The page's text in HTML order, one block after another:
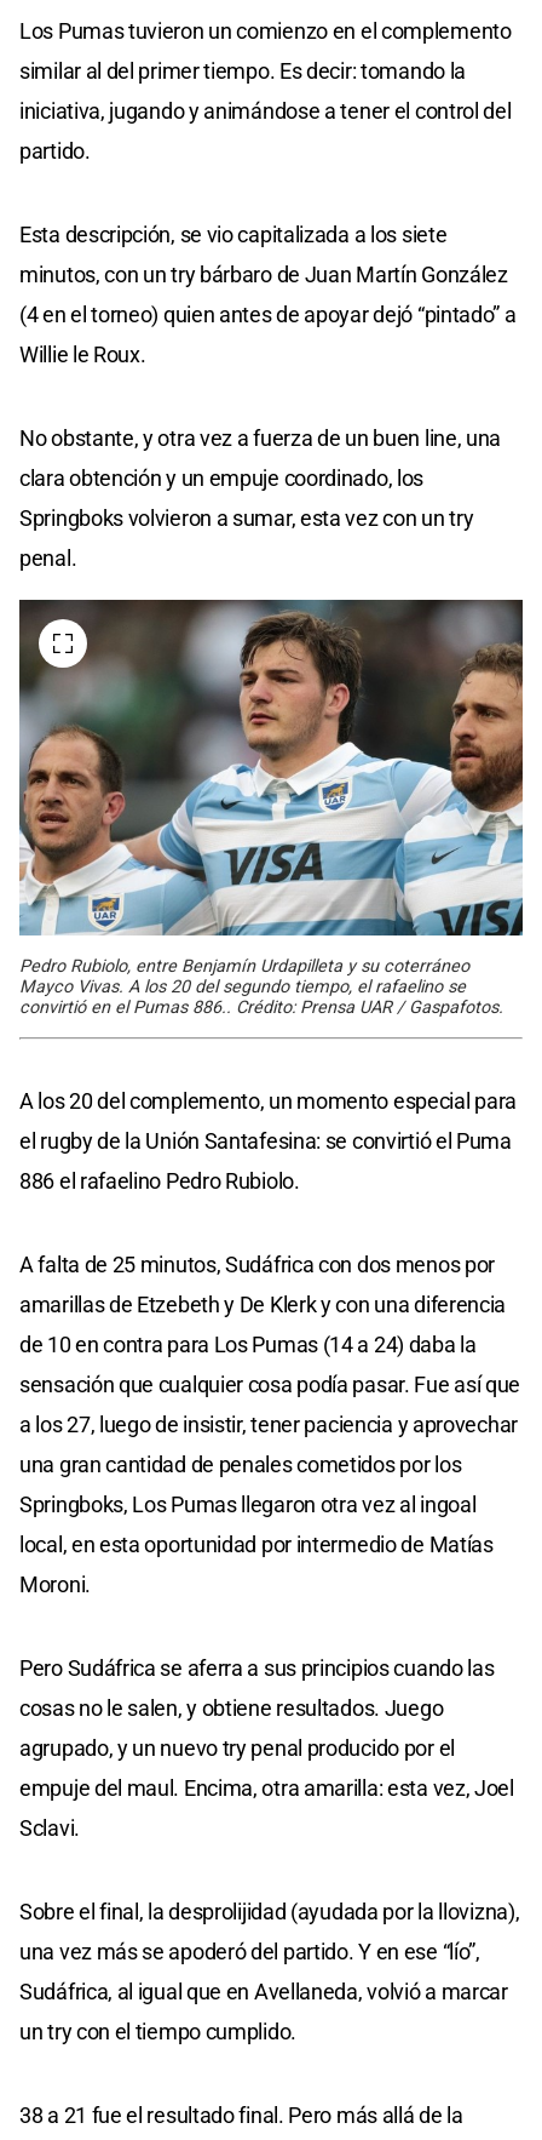
Los Pumas tuvieron un comienzo en el complemento
similar al del primer tiempo. Es decir: tomando la
iniciativa, jugando y animándose a tener el control del
partido.
Esta descripción, se vio capitalizada a los siete
minutos, con un try bárbaro de Juan Martín González
(4 en el torneo) quien antes de apoyar dejó “pintado” a
Willie le Roux.
No obstante, y otra vez a fuerza de un buen line, una
clara obtención y un empuje coordinado, los
Springboks volvieron a sumar, esta vez con un try
penal.
Pedro Rubiolo, entre Benjamín Urdapilleta y su coterráneo
Mayco Vivas. A los 20 del segundo tiempo, el rafaelino se
convirtió en el Pumas 886.. Crédito: Prensa UAR / Gaspafotos.
A los 20 del complemento, un momento especial para
el rugby de la Unión Santafesina: se convirtió el Puma
886 el rafaelino Pedro Rubiolo.
A falta de 25 minutos, Sudáfrica con dos menos por
amarillas de Etzebeth y De Klerk y con una diferencia
de 10 en contra para Los Pumas (14 a 24) daba la
sensación que cualquier cosa podía pasar. Fue así que
a los 27, luego de insistir, tener paciencia y aprovechar
una gran cantidad de penales cometidos por los
Springboks, Los Pumas llegaron otra vez al ingoal
local, en esta oportunidad por intermedio de Matías
Moroni.
Pero Sudáfrica se aferra a sus principios cuando las
cosas no le salen, y obtiene resultados. Juego
agrupado, y un nuevo try penal producido por el
empuje del maul. Encima, otra amarilla: esta vez, Joel
Sclavi.
Sobre el final, la desprolijidad (ayudada por la llovizna),
una vez más se apoderó del partido. Y en ese “lío”,
Sudáfrica, al igual que en Avellaneda, volvió a marcar
un try con el tiempo cumplido.
38 a 21 fue el resultado final. Pero más allá de la